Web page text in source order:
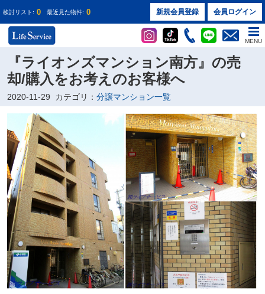
検討リスト: 0 最近見た物件: 0 新規会員登録 会員ログイン
MENU
『ライオンズマンション南方』の売
却/購入をお考えのお客様へ
2020-11-29 カテゴリ： 分譲マンション一覧